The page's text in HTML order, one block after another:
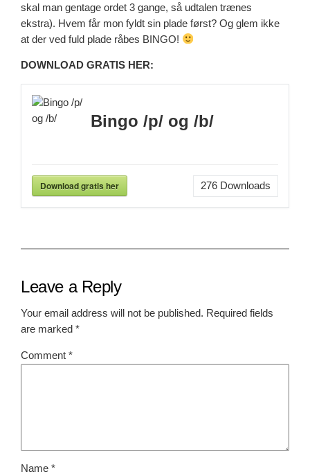
skal man gentage ordet 3 gange, så udtalen trænes
ekstra). Hvem får mon fyldt sin plade først? Og glem ikke
at der ved fuld plade råbes BINGO!
DOWNLOAD GRATIS HER:
Bingo /p/ og /b/
Download gratis her 276Downloads
Leave a Reply
Your email address will not be published. Required fields
are marked*
Comment*
Name*